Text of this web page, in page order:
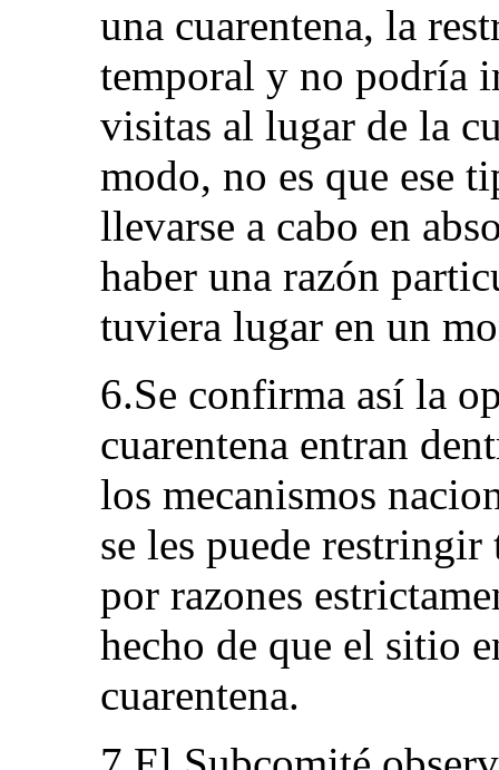
una cuarentena, la
temporal y no podría
visitas al lugar de la
modo, no es que ese
llevarse a cabo en
haber una razón
tuviera lugar en un
6.Se confirma así la
cuarentena entran
los mecanismos
se les puede restringir
por razones
hecho de que el sitio
cuarentena.